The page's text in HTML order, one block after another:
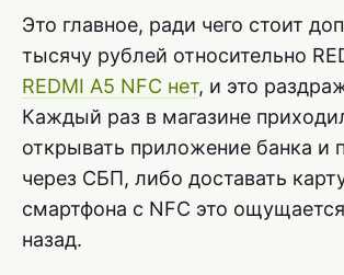
Это главное, ради чего стоит
тысячу рублей относительно
REDMI A5 NFC нет, и это
Каждый раз в магазине
открывать приложение банка и
через СБП, либо доставать
смартфона с NFC это
назад.